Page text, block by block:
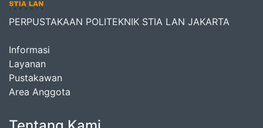
PERPUSTAKAAN POLITEKNIK STIA LAN JAKARTA
Informasi
Layanan
Pustakawan
Area Anggota